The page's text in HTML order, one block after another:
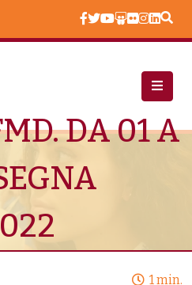
RASSEGNA STAMPA 2022
DA 01 A
1 min.